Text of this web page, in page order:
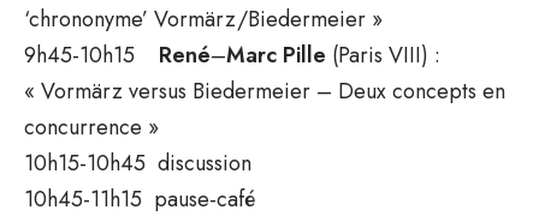
‘chrononyme’ Vormärz/Biedermeier »
9h45-10h15 René–Marc Pille (Paris VIII) :
« Vormärz versus Biedermeier – Deux concepts en
concurrence »
10h15-10h45 discussion
10h45-11h15 pause-café